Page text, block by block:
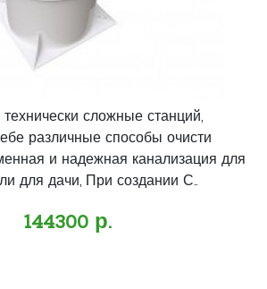
сложные станций,
различные способы очисти
и надежная канализация для
для дачи, При создании С..
144300 р.